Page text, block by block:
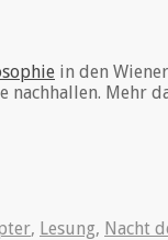
in den
Mehr
, Lesung, Nacht